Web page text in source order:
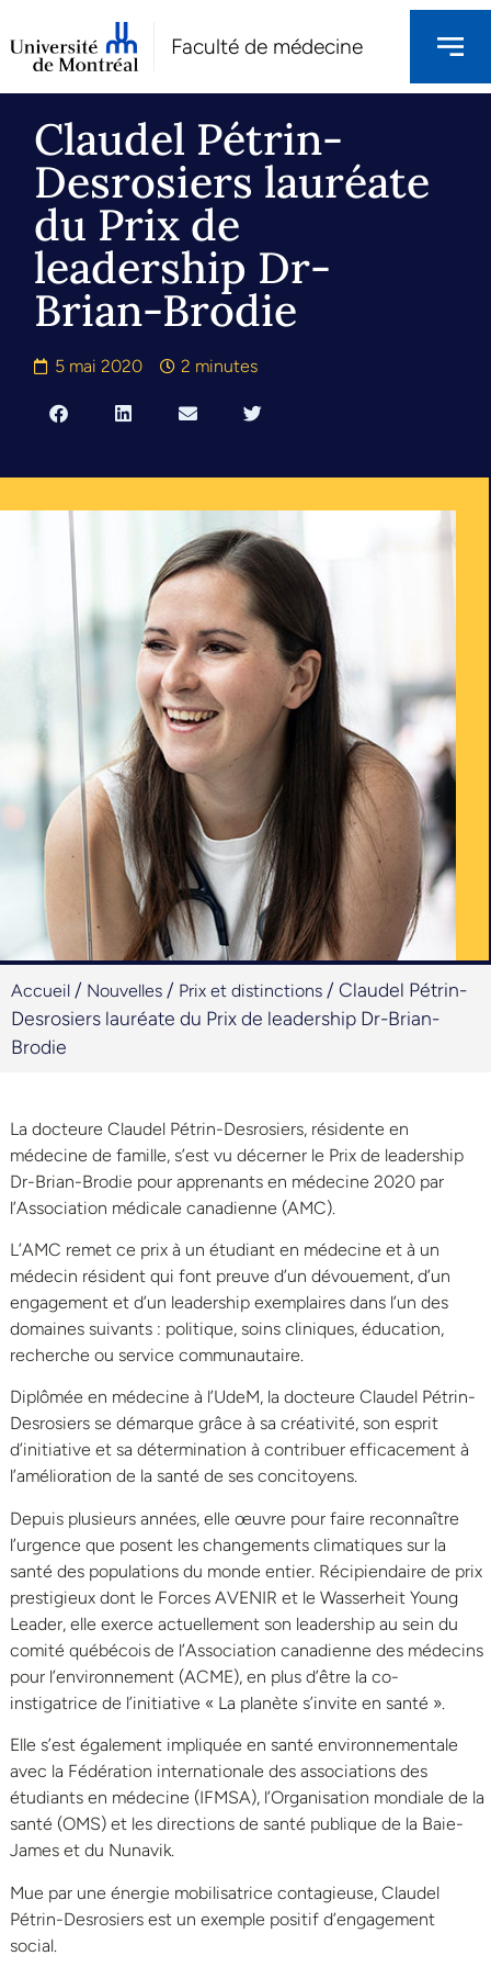
Faculté de médecine
Claudel Pétrin-
Desrosiers lauréate
du Prix de
leadership Dr-
Brian-Brodie
5 mai 2020 2 minutes
Accueil / Nouvelles / Prix et distinctions / Claudel Pétrin-
Desrosiers lauréate du Prix de leadership Dr-Brian-
Brodie
La docteure Claudel Pétrin-Desrosiers, résidente en
médecine de famille, s’est vu décerner le Prix de leadership
Dr-Brian-Brodie pour apprenants en médecine 2020 par
l’Association médicale canadienne (AMC).
L’AMC remet ce prix à un étudiant en médecine et à un
médecin résident qui font preuve d’un dévouement, d’un
engagement et d’un leadership exemplaires dans l’un des
domaines suivants : politique, soins cliniques, éducation,
recherche ou service communautaire.
Diplômée en médecine à l’UdeM, la docteure Claudel Pétrin-
Desrosiers se démarque grâce à sa créativité, son esprit
d’initiative et sa détermination à contribuer efficacement à
l’amélioration de la santé de ses concitoyens.
Depuis plusieurs années, elle œuvre pour faire reconnaître
l’urgence que posent les changements climatiques sur la
santé des populations du monde entier. Récipiendaire de prix
prestigieux dont le Forces AVENIR et le Wasserheit Young
Leader, elle exerce actuellement son leadership au sein du
comité québécois de l’Association canadienne des médecins
pour l’environnement (ACME), en plus d’être la co-
instigatrice de l’initiative « La planète s’invite en santé ».
Elle s’est également impliquée en santé environnementale
avec la Fédération internationale des associations des
étudiants en médecine (IFMSA), l’Organisation mondiale de la
santé (OMS) et les directions de santé publique de la Baie-
James et du Nunavik.
Mue par une énergie mobilisatrice contagieuse, Claudel
Pétrin-Desrosiers est un exemple positif d’engagement
social.